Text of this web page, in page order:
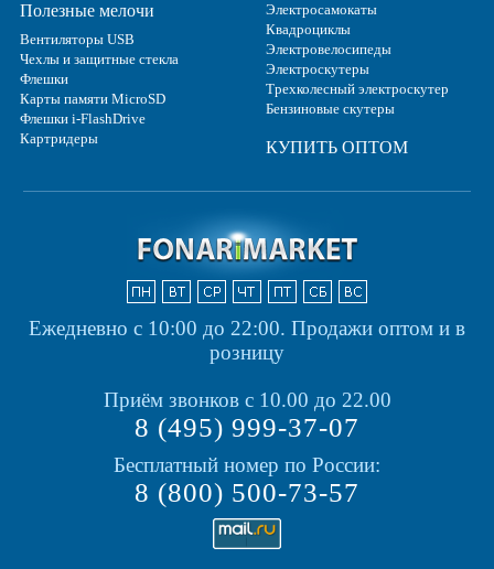
Полезные мелочи
Вентиляторы USB
Чехлы и защитные стекла
Флешки
Карты памяти MicroSD
Флешки i-FlashDrive
Картридеры
Электросамокаты
Квадроциклы
Электровелосипеды
Электроскутеры
Трехколесный электроскутер
Бензиновые скутеры
КУПИТЬ ОПТОМ
Ежедневно с 10:00 до 22:00. Продажи оптом и в
розницу
Приём звонков с 10.00 до 22.00
8 (495) 999-37-07
Бесплатный номер по России:
8 (800) 500-73-57